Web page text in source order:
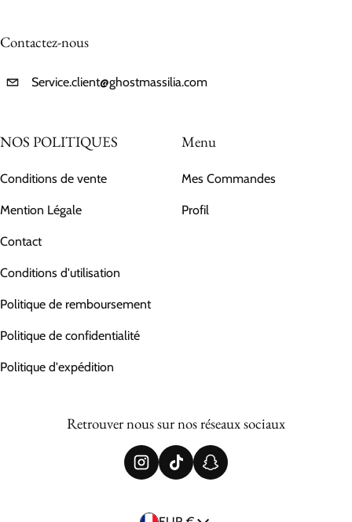
Contactez-nous
Service.client@ghostmassilia.com
NOS POLITIQUES
Conditions de vente
Mention Légale
Contact
Conditions d'utilisation
Politique de remboursement
Politique de confidentialité
Politique d'expédition
Menu
Mes Commandes
Profil
Retrouver nous sur nos réseaux sociaux